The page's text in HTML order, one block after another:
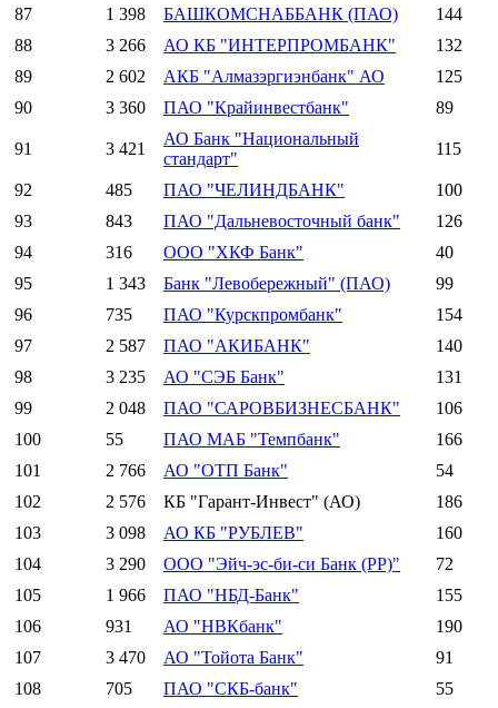
87
1 398 БАШКОМСНАББАНК (ПАО)
144
88
3 266 АО КБ "ИНТЕРПРОМБАНК"
132
89
2 602 АКБ "Алмазэргиэнбанк" АО
125
90
3 360 ПАО "Крайинвестбанк" 89
91 3 421
АО Банк "Национальный
стандарт"
115
92 485 ПАО "ЧЕЛИНДБАНК"
100
93
843 ПАО "Дальневосточный банк"
126
94
316 ООО "ХКФ Банк"
40
95
1 343 Банк "Левобережный" (ПАО)
99
96
735 ПАО "Курскпромбанк"
154
97
2 587 ПАО "АКИБАНК"
140
98
3 235 АО "СЭБ Банк"
131
99
2 048 ПАО "САРОВБИЗНЕСБАНК"
106
100
55 ПАО МАБ "Темпбанк"
166
101
2 766 АО "ОТП Банк"
54
102
2 576 КБ "Гарант-Инвест" (АО)
186
103
3 098 АО КБ "РУБЛЕВ"
160
104
3 290 ООО "Эйч-эс-би-си Банк (РР)"
72
105
1 966 ПАО "НБД-Банк"
155
106
931 АО "НВКбанк"
190
107
3 470 АО "Тойота Банк"
91
108
705 ПАО "СКБ-банк" 55